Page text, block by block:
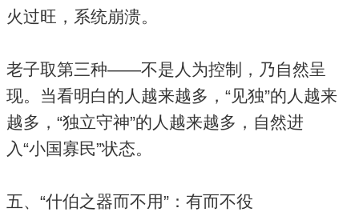
火过旺，系统崩溃。
老子取第三种——不是人为控制，乃自然呈
现。当看明白的人越来越多，“见独”的人越来
越多，“独立守神”的人越来越多，自然进
入“小国寡民”状态。
五、“什伯之器而不用”：有而不役